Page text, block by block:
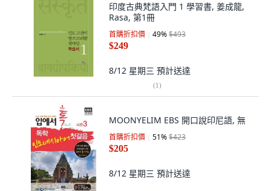
印度古典梵語入門 1 學習書, 姜成龍,
Rasa, 第1冊
首購折扣價 49%$493
$249
8/12 星期三 預計送達
(1)
MOONYELIM EBS 開口說印尼語, 無
首購折扣價 51%$423
$205
8/12 星期三 預計送達